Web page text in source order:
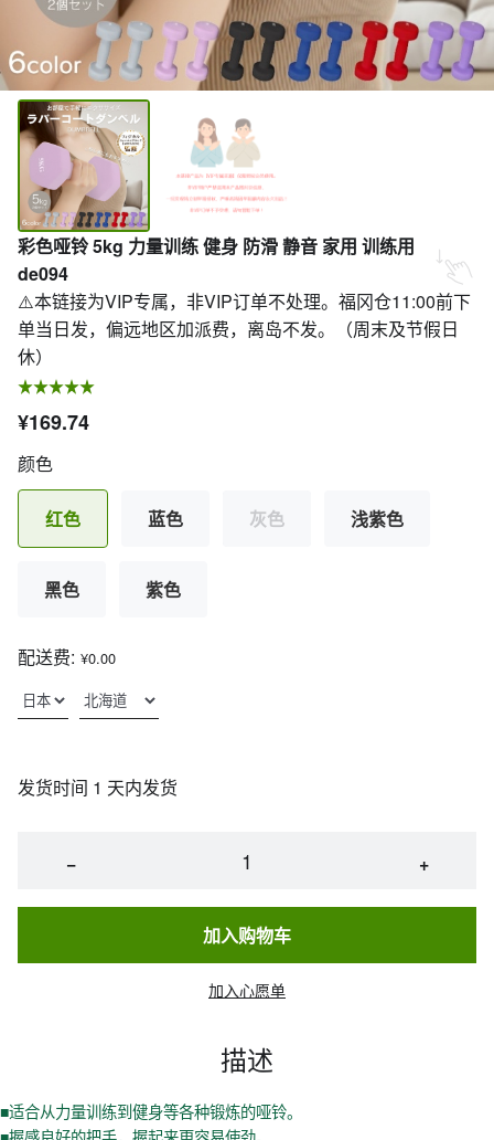
彩色哑铃 5kg 力量训练 健身 防滑 静音 家用 训练用
de094
⚠️本链接为VIP专属，非VIP订单不处理。福冈仓11:00前下
单当日发，偏远地区加派费，离岛不发。（周末及节假日
休）
¥169.74
颜色
红色 蓝色 灰色 浅紫色
黑色 紫色
配送费: ¥0.00
发货时间 1 天内发货
− +
加入购物车
加入心愿单
描述
■适合从力量训练到健身等各种锻炼的哑铃。